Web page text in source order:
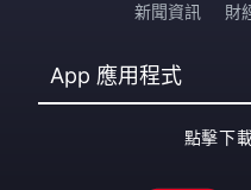
新聞資訊 財
App 應用程式
點擊下